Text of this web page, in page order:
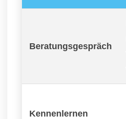
Beratungsgespräch
Kennenlernen